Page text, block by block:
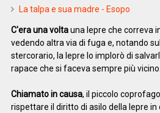
La talpa e sua madre - Esopo
C'era una voltauna lepre che correva
vedendo altra via di fuga e, notando
stercorario, la lepre lo implorò di
rapace che si faceva sempre più vicino.
Chiamato in causa, il piccolo
rispettare il diritto di asilo della lepre